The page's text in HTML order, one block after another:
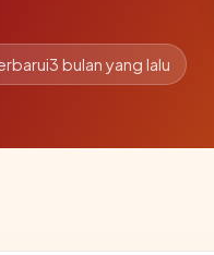
3 bulan yang lalu